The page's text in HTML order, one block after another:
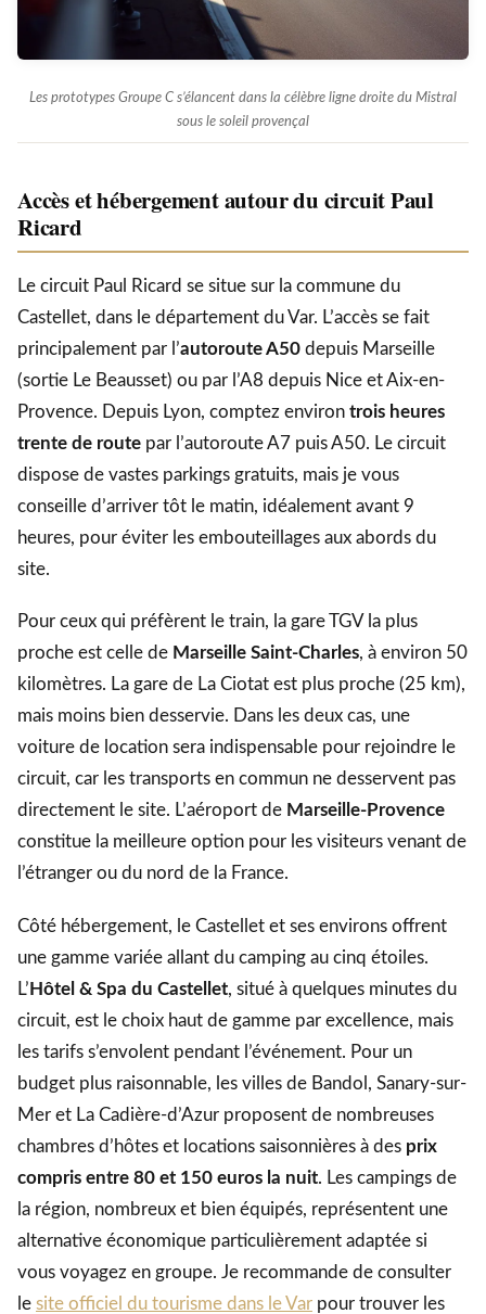
Les prototypes Groupe C s’élancent dans la célèbre ligne droite du Mistral
sous le soleil provençal
Accès et hébergement autour du circuit Paul
Ricard
Le circuit Paul Ricard se situe sur la commune du
Castellet, dans le département du Var. L’accès se fait
principalement par l’autoroute A50 depuis Marseille
(sortie Le Beausset) ou par l’A8 depuis Nice et Aix-en-
Provence. Depuis Lyon, comptez environ trois heures
trente de route par l’autoroute A7 puis A50. Le circuit
dispose de vastes parkings gratuits, mais je vous
conseille d’arriver tôt le matin, idéalement avant 9
heures, pour éviter les embouteillages aux abords du
site.
Pour ceux qui préfèrent le train, la gare TGV la plus
proche est celle de Marseille Saint-Charles, à environ 50
kilomètres. La gare de La Ciotat est plus proche (25 km),
mais moins bien desservie. Dans les deux cas, une
voiture de location sera indispensable pour rejoindre le
circuit, car les transports en commun ne desservent pas
directement le site. L’aéroport de Marseille-Provence
constitue la meilleure option pour les visiteurs venant de
l’étranger ou du nord de la France.
Côté hébergement, le Castellet et ses environs offrent
une gamme variée allant du camping au cinq étoiles.
L’ Hôtel & Spa du Castellet, situé à quelques minutes du
circuit, est le choix haut de gamme par excellence, mais
les tarifs s’envolent pendant l’événement. Pour un
budget plus raisonnable, les villes de Bandol, Sanary-sur-
Mer et La Cadière-d’Azur proposent de nombreuses
chambres d’hôtes et locations saisonnières à des prix
compris entre 80 et 150 euros la nuit. Les campings de
la région, nombreux et bien équipés, représentent une
alternative économique particulièrement adaptée si
vous voyagez en groupe. Je recommande de consulter
le site officiel du tourisme dans le Var pour trouver les